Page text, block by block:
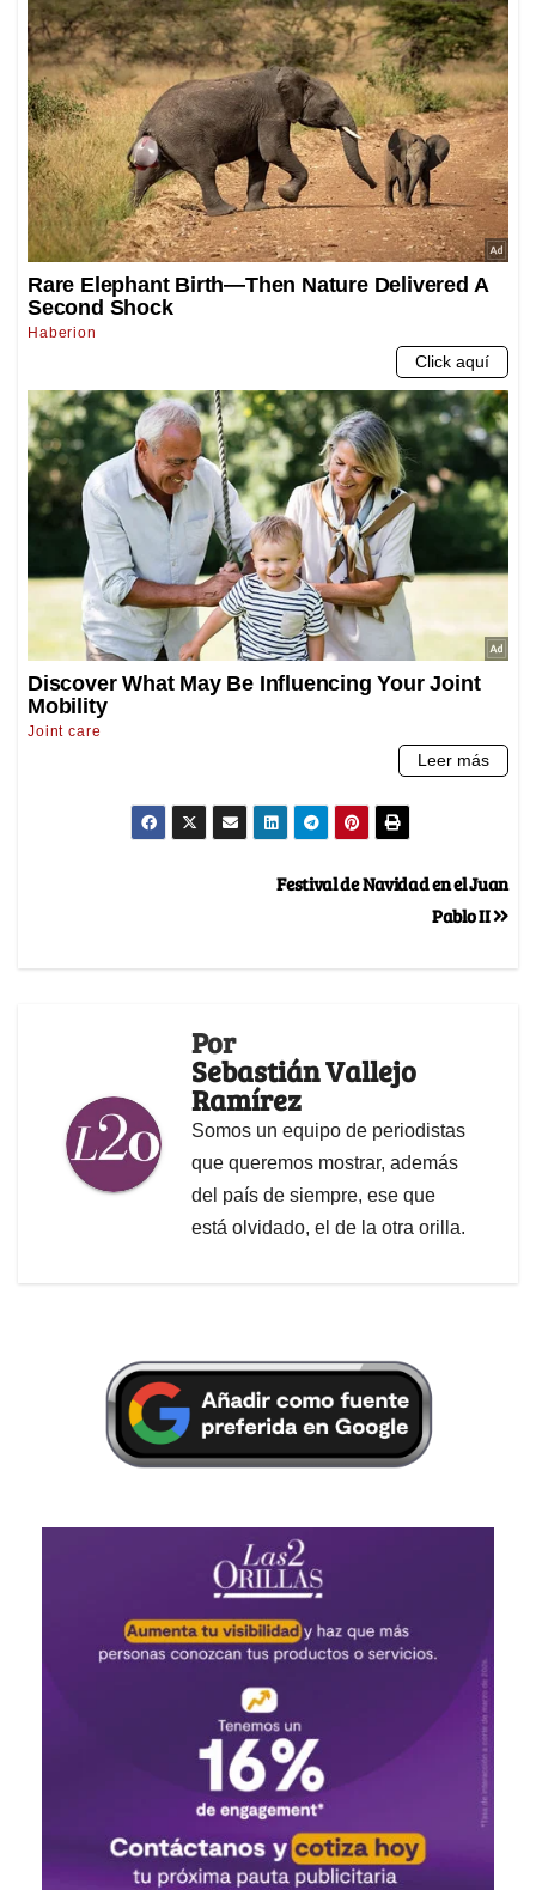
Festival de Navidad en el Juan
Pablo II
Por
Sebastián Vallejo
Ramírez
Somos un equipo de periodistas
que queremos mostrar, además
del país de siempre, ese que
está olvidado, el de la otra orilla.